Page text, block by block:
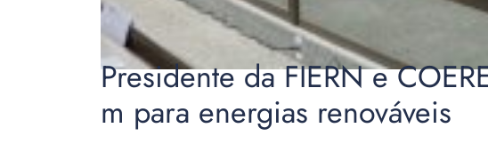
Presidente da FIERN e
m para energias renováveis